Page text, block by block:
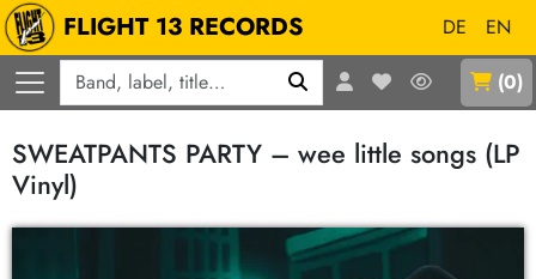
FLIGHT 13 RECORDS DE
EN
(0)
SWEATPANTS PARTY – wee little songs (LP
Vinyl)